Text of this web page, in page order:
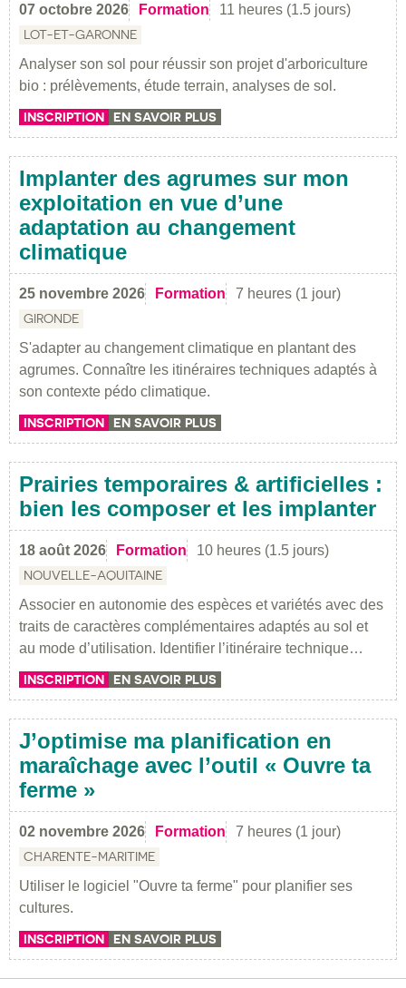
07 octobre 2026 Formation 11 heures (1.5 jours)
LOT-ET-GARONNE
Analyser son sol pour réussir son projet d'arboriculture
bio : prélèvements, étude terrain, analyses de sol.
INSCRIPTION EN SAVOIR PLUS
Implanter des agrumes sur mon
exploitation en vue d’une
adaptation au changement
climatique
25 novembre 2026 Formation 7 heures (1 jour)
GIRONDE
S'adapter au changement climatique en plantant des
agrumes. Connaître les itinéraires techniques adaptés à
son contexte pédo climatique.
INSCRIPTION EN SAVOIR PLUS
Prairies temporaires & artificielles :
bien les composer et les implanter
18 août 2026 Formation 10 heures (1.5 jours)
NOUVELLE-AQUITAINE
Associer en autonomie des espèces et variétés avec des
traits de caractères complémentaires adaptés au sol et
au mode d’utilisation. Identifier l’itinéraire technique…
INSCRIPTION EN SAVOIR PLUS
J’optimise ma planification en
maraîchage avec l’outil « Ouvre ta
ferme »
02 novembre 2026 Formation 7 heures (1 jour)
CHARENTE-MARITIME
Utiliser le logiciel "Ouvre ta ferme" pour planifier ses
cultures.
INSCRIPTION EN SAVOIR PLUS